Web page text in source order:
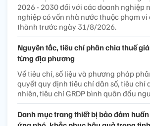
2026 - 2030 đối với các doanh nghiệp
nghiệp có vốn nhà nước thuộc phạm vi
thành trước ngày 31/8/2026.
Nguyên tắc, tiêu chí phân chia thuế
từng địa phương
Về tiêu chí, số liệu và phương pháp
quyết quy định tiêu chí dân số, tiêu chí
nhiên, tiêu chí GRDP bình quân đầu
Danh mục trang thiết bị bảo đảm